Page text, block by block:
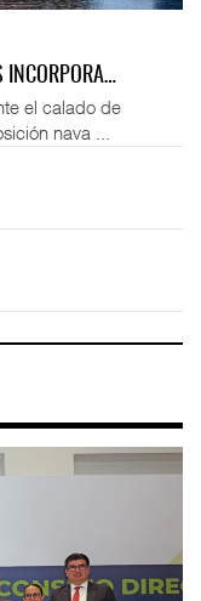
INCORPORA…
el calado de
nava ...